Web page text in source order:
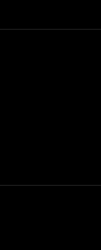
решения, чтобы